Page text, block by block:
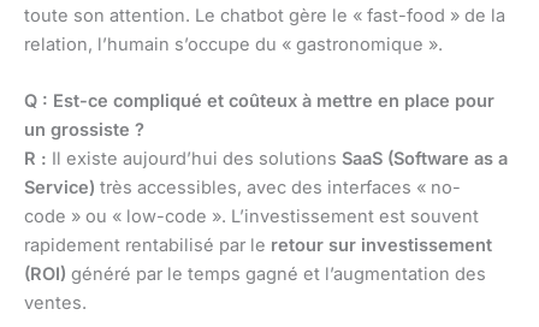
toute son attention. Le chatbot gère le « fast-food » de la
relation, l’humain s’occupe du « gastronomique ».
Q : Est-ce compliqué et coûteux à mettre en place pour
un grossiste ?
R : Il existe aujourd’hui des solutions SaaS (Software as a
Service) très accessibles, avec des interfaces « no-
code » ou « low-code ». L’investissement est souvent
rapidement rentabilisé par le retour sur investissement
(ROI) généré par le temps gagné et l’augmentation des
ventes.